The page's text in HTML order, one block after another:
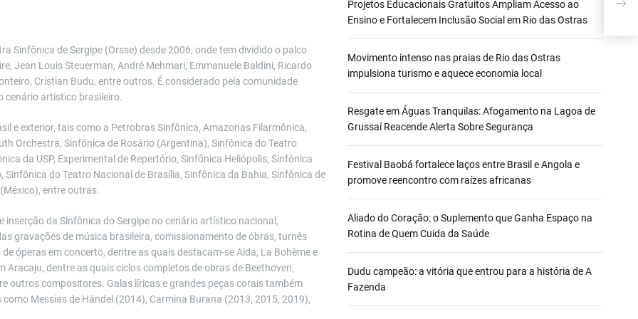
Sinfônica de Sergipe (Orsse) desde 2006, onde tem dividido o palco
Jean Louis Steuerman, André Mehmari, Emmanuele Baldini, Ricardo
Cristian Budu, entre outros. É considerado pela comunidade
cenário artístico brasileiro.
e exterior, tais como a Petrobras Sinfônica, Amazonas Filarmônica,
Orchestra, Sinfônica de Rosário (Argentina), Sinfônica do Teatro
da USP, Experimental de Repertório, Sinfônica Heliópolis, Sinfônica
do Teatro Nacional de Brasília, Sinfônica da Bahia, Sinfônica de
entre outras.
da Sinfônica do Sergipe no cenário artístico nacional,
gravações de música brasileira, comissionamento de obras, turnês
óperas em concerto, dentre as quais destacam-se Aida, La Bohème e
dentre as quais ciclos completos de obras de Beethoven,
outros compositores. Galas líricas e grandes peças corais também
Messias de Händel (2014), Carmina Burana (2013, 2015, 2019),
Projetos Educacionais Gratuitos Ampliam Acesso ao
Ensino e Fortalecem Inclusão Social em Rio das Ostras
Movimento intenso nas praias de Rio das Ostras
impulsiona turismo e aquece economia local
Resgate em Águas Tranquilas: Afogamento na Lagoa de
Grussaí Reacende Alerta Sobre Segurança
Festival Baobá fortalece laços entre Brasil e Angola e
promove reencontro com raízes africanas
Aliado do Coração: o Suplemento que Ganha Espaço na
Rotina de Quem Cuida da Saúde
Dudu campeão: a vitória que entrou para a história de A
Fazenda
PEÇA AO REDOR DA